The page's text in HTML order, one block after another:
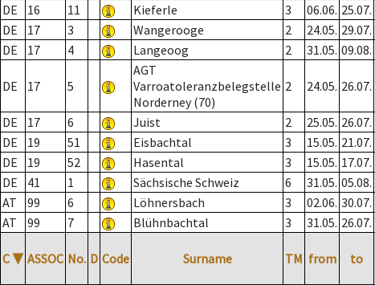
DE
16 11 Kieferle 3 06.06. 25.07.
DE
17 3 Wangerooge 2 24.05. 29.07.
DE
17 4 Langeoog 2 31.05. 09.08.
DE 17 5
AGT
Varroatoleranzbelegstelle
Norderney (70)
2 24.05. 26.07.
DE 17 6 Juist 2 25.05. 26.07.
DE
19 51 Eisbachtal 3 15.05. 21.07.
DE
19 52 Hasental 3 15.05. 17.07.
DE
41 1 Sächsische Schweiz 6 31.05. 05.08.
AT
99 6 Löhnersbach 3 02.06. 30.07.
AT
99 7 Blühnbachtal 3 31.05. 26.07.
C ▼ ASSOC No. D Code Surname TM from to